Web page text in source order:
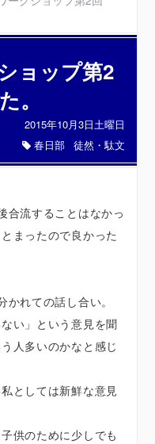
ョップ第2
。
2015年10月3日土曜日
春日部 徒然・駄文
合流することはなかっ
まったので良かった
れての話し合い。
い」という意見を聞
人多いのかなと感じ
としては新鮮な意見
供のために少しでも